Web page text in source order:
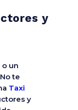
y
o un
te
Taxi
y